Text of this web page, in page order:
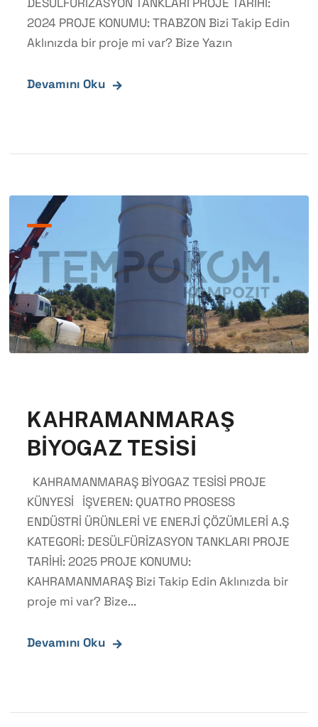
2024 PROJE KONUMU: TRABZON Bizi Takip Edin
Aklınızda bir proje mi var? Bize Yazın
Devamını Oku
KAHRAMANMARAŞ
BİYOGAZ TESİSİ
KAHRAMANMARAŞ BİYOGAZ TESİSİ PROJE
KÜNYESİ İŞVEREN: QUATRO PROSESS
ENDÜSTRİ ÜRÜNLERİ VE ENERJİ ÇÖZÜMLERİ A.Ş
KATEGORİ: DESÜLFÜRİZASYON TANKLARI PROJE
TARİHİ: 2025 PROJE KONUMU:
KAHRAMANMARAŞ Bizi Takip Edin Aklınızda bir
proje mi var? Bize...
Devamını Oku